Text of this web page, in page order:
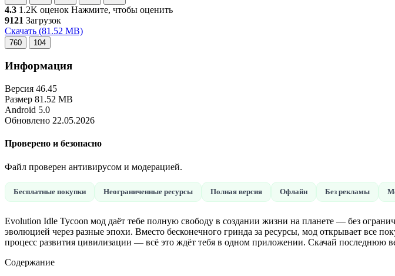
4.3 1.2K оценок Нажмите, чтобы оценить
9121 Загрузок
Скачать (81.52 MB)
760 104
Информация
Версия 46.45
Размер 81.52 MB
Android 5.0
Обновлено 22.05.2026
Проверено и безопасно
Файл проверен антивирусом и модерацией.
Бесплатные покупки Неограниченные ресурсы Полная версия Офлайн Без рекламы
Evolution Idle Tycoon мод даёт тебе полную свободу в создании жизни на планете — без
эволюцией через разные эпохи. Вместо бесконечного гринда за ресурсы, мод открывает все
процесс развития цивилизации — всё это ждёт тебя в одном приложении. Скачай последнюю
Содержание